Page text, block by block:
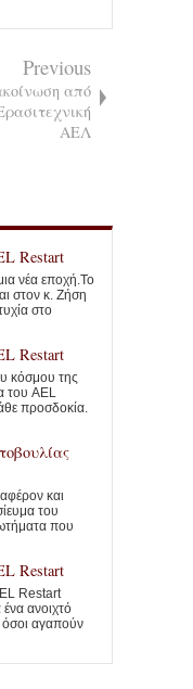
Previous
από
ΑΕΛ
Restart
νέα εποχή.Το
στον κ. Ζήση
στο
Restart
κόσμου της
του AEL
προσδοκία.
και
του
που
Restart
Restart
ανοιχτό
αγαπούν